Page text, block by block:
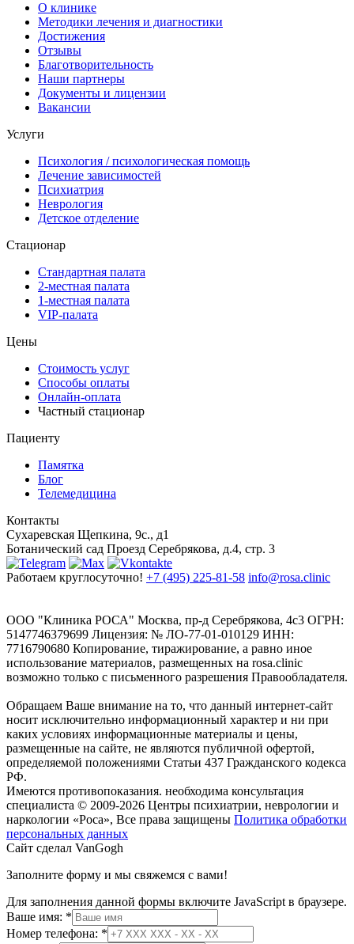
О клинике
Методики лечения и диагностики
Достижения
Отзывы
Благотворительность
Наши партнеры
Документы и лицензии
Вакансии
Услуги
Психология / психологическая помощь
Лечение зависимостей
Психиатрия
Неврология
Детское отделение
Стационар
Стандартная палата
2-местная палата
1-местная палата
VIP-палата
Цены
Стоимость услуг
Способы оплаты
Онлайн-оплата
Частный стационар
Пациенту
Памятка
Блог
Телемедицина
Контакты
Сухаревская Щепкина, 9с., д1
Ботанический сад Проезд Серебрякова, д.4, стр. 3
Работаем круглосуточно! +7 (495) 225-81-58 info@rosa.clinic
ООО "Клиника РОСА" Москва, пр-д Серебрякова, 4с3 ОГРН:
5147746379699 Лицензия: № ЛО-77-01-010129 ИНН:
7716790680 Копирование, тиражирование, а равно иное
использование материалов, размещенных на rosa.clinic
возможно только с письменного разрешения Правообладателя.
Обращаем Ваше внимание на то, что данный интернет-сайт
носит исключительно информационный характер и ни при
каких условиях информационные материалы и цены,
размещенные на сайте, не являются публичной офертой,
определяемой положениями Статьи 437 Гражданского кодекса
РФ.
Имеются противопоказания. необходима консультация
специалиста © 2009-2026 Центры психиатрии, неврологии и
наркологии «Роса», Все права защищены Политика обработки
персональных данных
Сайт сделал VanGogh
Заполните форму и мы свяжемся с вами!
Для заполнения данной формы включите JavaScript в браузере.
Ваше имя: *
Номер телефона: *